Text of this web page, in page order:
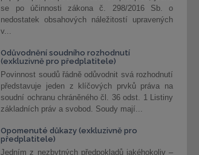
se po účinnosti zákona č. 298/2016 Sb. o
nedostatek obsahových náležitostí upravených
v...
Odůvodnění soudního rozhodnutí
(exkluzivně pro předplatitele)
Povinnost soudů řádně odůvodnit svá rozhodnutí
představuje jeden z klíčových prvků práva na
soudní ochranu chráněného čl. 36 odst. 1 Listiny
základních práv a svobod. Soudy mají...
Opomenuté důkazy (exkluzivně pro
předplatitele)
Jedním z nezbytných předpokladů jakéhokoliv –